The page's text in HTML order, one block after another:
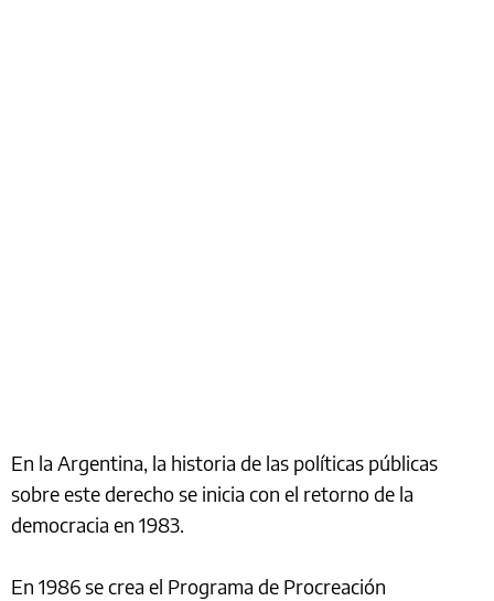
En la Argentina, la historia de las políticas públicas
sobre este derecho se inicia con el retorno de la
democracia en 1983.
En 1986 se crea el Programa de Procreación